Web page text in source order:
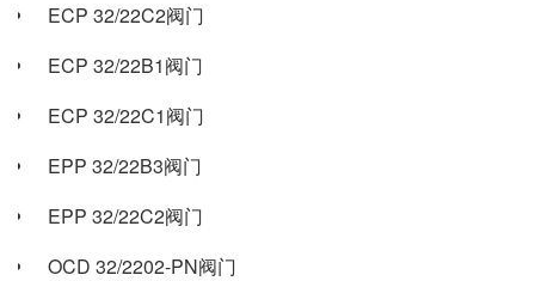
ECP 32/22C2阀门
ECP 32/22B1阀门
ECP 32/22C1阀门
EPP 32/22B3阀门
EPP 32/22C2阀门
OCD 32/2202-PN阀门